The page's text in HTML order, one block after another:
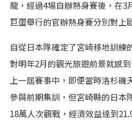
龍，經過4場自辦熱身賽後，在3
巨蛋舉行的官辦熱身賽分別對上
自從日本隊確定了宮崎移地訓練
對明年2月的觀光旅遊前景就感
上一屆賽事中，即便當時洛杉磯
參與前期集訓，但宮崎縣的日本
18萬人次觀戰，經濟效益達到